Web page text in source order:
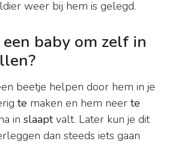
weer bij hem is gelegd.
baby om zelf in
beetje helpen door hem in je
te maken en hem neer te
in slaaptvalt. Later kun je dit
dan steeds iets gaan